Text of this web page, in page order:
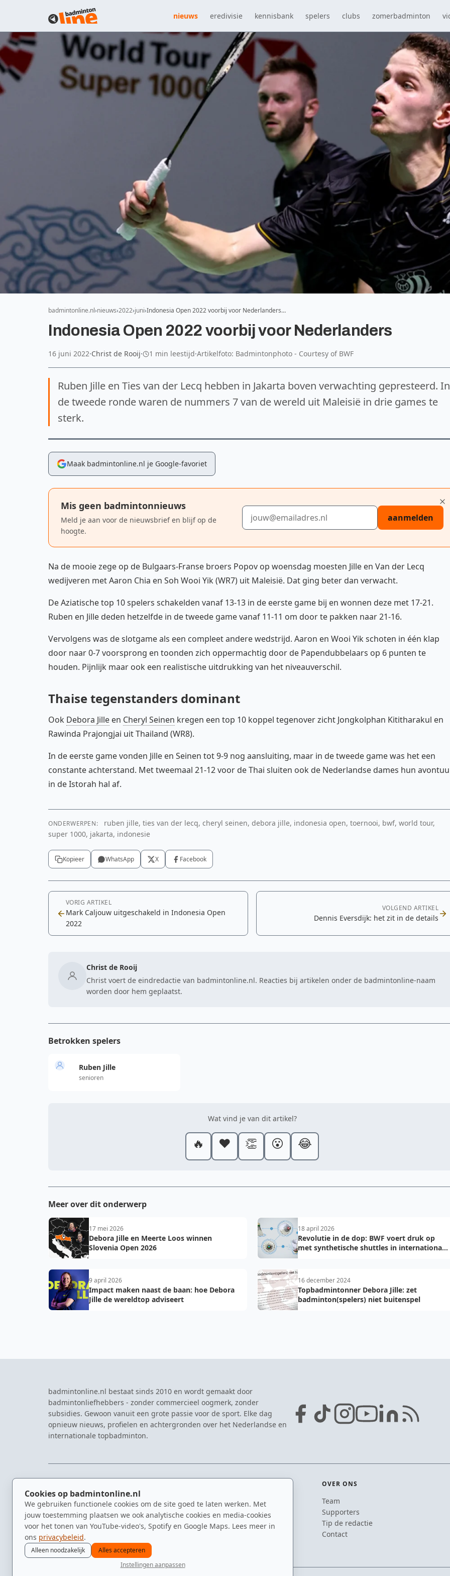
Cookies op badmintonline.nl
We gebruiken functionele cookies om de site goed te laten werken. Met
jouw toestemming plaatsen we ook analytische cookies en media-cookies
voor het tonen van YouTube-video's, Spotify en Google Maps. Lees meer in
ons privacybeleid.
Alleen noodzakelijk
Alles accepteren
Instellingen aanpassen
nieuws eredivisie kennisbank spelers clubs zomerbadminton
badmintonline.nl nieuws 2022 juni Indonesia Open 2022 voorbij voor Nederlanders…
Indonesia Open 2022 voorbij voor Nederlanders
16 juni 2022·Christ de Rooij· 1 min leestijd·Artikelfoto: Badmintonphoto - Courtesy of BWF
Ruben Jille en Ties van der Lecq hebben in Jakarta boven verwachting gepresteerd. In
de tweede ronde waren de nummers 7 van de wereld uit Maleisië in drie games te
sterk.
Maak badmintonline.nl je Google-favoriet
Mis geen badmintonnieuws
Meld je aan voor de nieuwsbrief en blijf op de
hoogte.
E-mailadres
aanmelden
Na de mooie zege op de Bulgaars-Franse broers Popov op woensdag moesten Jille en Van der Lecq
wedijveren met Aaron Chia en Soh Wooi Yik (WR7) uit Maleisië. Dat ging beter dan verwacht.
De Aziatische top 10 spelers schakelden vanaf 13-13 in de eerste game bij en wonnen deze met 17-21.
Ruben en Jille deden hetzelfde in de tweede game vanaf 11-11 om door te pakken naar 21-16.
Vervolgens was de slotgame als een compleet andere wedstrijd. Aaron en Wooi Yik schoten in één klap
door naar 0-7 voorsprong en toonden zich oppermachtig door de Papendubbelaars op 6 punten te
houden. Pijnlijk maar ook een realistische uitdrukking van het niveauverschil.
Thaise tegenstanders dominant
Ook Debora Jille en Cheryl Seinen kregen een top 10 koppel tegenover zicht Jongkolphan Kititharakul en
Rawinda Prajongjai uit Thailand (WR8).
In de eerste game vonden Jille en Seinen tot 9-9 nog aansluiting, maar in de tweede game was het een
constante achterstand. Met tweemaal 21-12 voor de Thai sluiten ook de Nederlandse dames hun
in de Istorah hal af.
ONDERWERPEN:
ruben jille, ties van der lecq, cheryl seinen, debora jille, indonesia open, toernooi, bwf, world tour,
super 1000, jakarta, indonesie
Kopieer WhatsApp X Facebook
VORIG ARTIKEL
Mark Caljouw uitgeschakeld in Indonesia Open
2022
VOLGEND ARTIKEL
Dennis Eversdijk: het zit in de details
Christ de Rooij
Christ voert de eindredactie van badmintonline.nl. Reacties bij artikelen onder de badmintonline-naam
worden door hem geplaatst.
Betrokken spelers
Ruben Jille
senioren
Wat vind je van dit artikel?
🔥 ❤️ 👏 😮 😂
Meer over dit onderwerp
17 mei 2026
Debora Jille en Meerte Loos winnen
Slovenia Open 2026
18 april 2026
Revolutie in de dop: BWF voert druk op
met synthetische shuttles in internationale
9 april 2026
Impact maken naast de baan: hoe Debora
Jille de wereldtop adviseert
16 december 2024
Topbadmintonner Debora Jille: zet
badminton(spelers) niet buitenspel
badmintonline.nl bestaat sinds 2010 en wordt gemaakt door
badmintonliefhebbers - zonder commercieel oogmerk, zonder
subsidies. Gewoon vanuit een grote passie voor de sport. Elke dag
opnieuw nieuws, profielen en achtergronden over het Nederlandse en
internationale topbadminton.
Nieuws
Kennisbank
Spelers
Clubs
Video's
Eredivisie
NK Badminton
Dutch Open
Zomerbadminton
OVER ONS
Team
Supporters
Tip de redactie
Contact